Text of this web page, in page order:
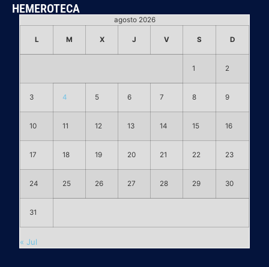
HEMEROTECA
agosto 2026
L M X J V S D
1 2
3 4 5 6 7 8 9
10 11 12 13 14 15 16
17 18 19 20 21 22 23
24 25 26 27 28 29 30
31
« Jul